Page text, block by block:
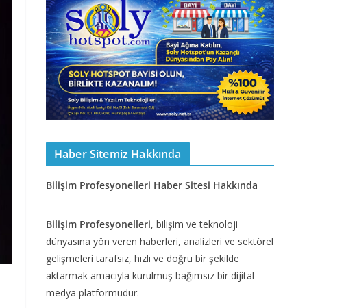
Haber Sitemiz Hakkında
Bilişim Profesyonelleri Haber Sitesi Hakkında
Bilişim Profesyonelleri, bilişim ve teknoloji
dünyasına yön veren haberleri, analizleri ve sektörel
gelişmeleri tarafsız, hızlı ve doğru bir şekilde
aktarmak amacıyla kurulmuş bağımsız bir dijital
medya platformudur.